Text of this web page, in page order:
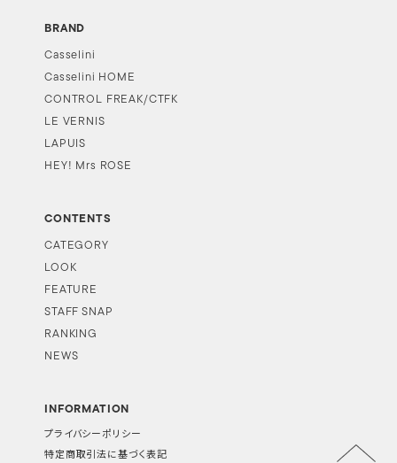
BRAND
Casselini
Casselini HOME
CONTROL FREAK/CTFK
LE VERNIS
LAPUIS
HEY! Mrs ROSE
CONTENTS
CATEGORY
LOOK
FEATURE
STAFF SNAP
RANKING
NEWS
INFORMATION
プライバシーポリシー
特定商取引法に基づく表記